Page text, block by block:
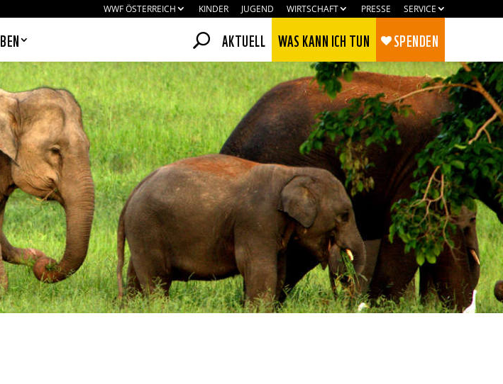
WWF ÖSTERREICH KINDER JUGEND WIRTSCHAFT PRESSE SERVICE
AKTUELL WAS KANN ICH TUN SPENDEN
Was kann ich tun?
COOKIES, WIR
unser Angebot
zu gestalten & erlauben
der Zugriffe auf die
dazu findest du in unserer
Unter
kannst du verwalten,
von Cookies gesetzt werden.
kannst du über den
Link im Footer der
widerrufen.
Zustimmen Ablehnen